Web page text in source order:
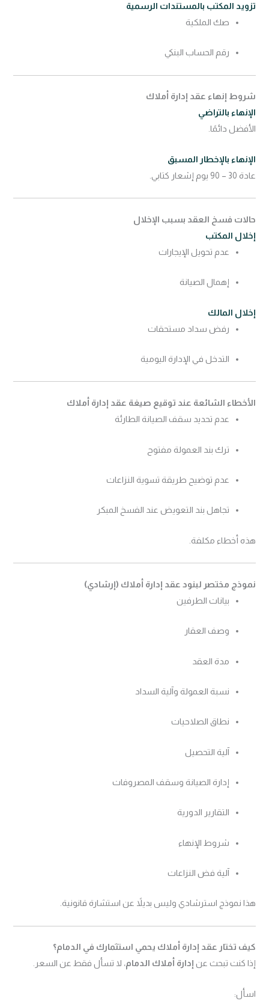
تزويد المكتب بالمستندات الرسمية
صك الملكية
رقم الحساب البنكي
شروط إنهاء عقد إدارة أملاك
الإنهاء بالتراضي
الأفضل دائمًا.
الإنهاء بالإخطار المسبق
عادة 30 – 90 يوم إشعار كتابي.
حالات فسخ العقد بسبب الإخلال
إخلال المكتب
عدم تحويل الإيجارات
إهمال الصيانة
إخلال المالك
رفض سداد مستحقات
التدخل في الإدارة اليومية
الأخطاء الشائعة عند توقيع صيغة عقد إدارة أملاك
عدم تحديد سقف الصيانة الطارئة
ترك بند العمولة مفتوح
عدم توضيح طريقة تسوية النزاعات
تجاهل بند التعويض عند الفسخ المبكر
هذه أخطاء مكلفة.
نموذج مختصر لبنود عقد إدارة أملاك (إرشادي)
بيانات الطرفين
وصف العقار
مدة العقد
نسبة العمولة وآلية السداد
نطاق الصلاحيات
آلية التحصيل
إدارة الصيانة وسقف المصروفات
التقارير الدورية
شروط الإنهاء
آلية فض النزاعات
هذا نموذج استرشادي وليس بديلاً عن استشارة قانونية.
كيف تختار عقد إدارة أملاك يحمي استثمارك في الدمام؟
إذا كنت تبحث عن إدارة أملاك الدمام، لا تسأل فقط عن السعر.
اسأل: